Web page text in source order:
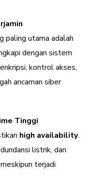
paling utama adalah
dengan sistem
kontrol akses,
ancaman siber
Tinggi
high availability.
listrik, dan
terjadi